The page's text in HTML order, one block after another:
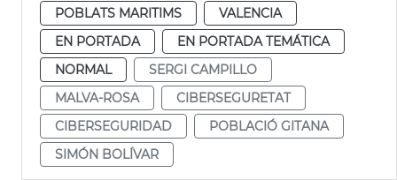
POBLATS MARITIMS
VALENCIA
EN PORTADA
EN PORTADA TEMÁTICA
NORMAL
SERGI CAMPILLO
MALVA-ROSA
CIBERSEGURETAT
CIBERSEGURIDAD
POBLACIÓ GITANA
SIMÓN BOLÍVAR